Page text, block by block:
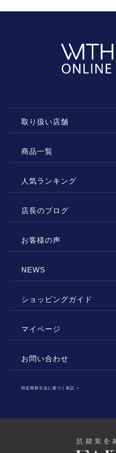
取り扱い店舗
商品一覧
人気ランキング
店長のブログ
お客様の声
NEWS
ショッピングガイド
マイページ
お問い合わせ
特定商取引法に基づく表記 ＞